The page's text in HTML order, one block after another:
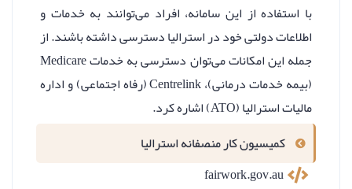
با استفاده از این سامانه، افراد می‌توانند به خدمات و
اطلاعات دولتی خود در استرالیا دسترسی داشته باشند. از
جمله این امکانات می‌توان دسترسی به خدمات Medicare
(بیمه خدمات درمانی)، Centrelink (رفاه اجتماعی) و اداره
مالیات استرالیا (ATO) اشاره کرد.
کمیسیون کار منصفانه استرالیا
fairwork.gov.au